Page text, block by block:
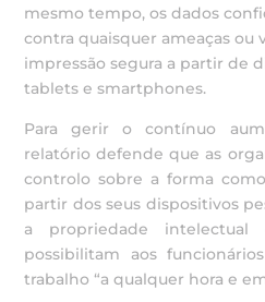
mesmo tempo, os dados
contra quaisquer ameaças ou
impressão segura a partir de
tablets e smartphones.
Para gerir o contínuo
relatório defende que as
controlo sobre a forma
partir dos seus dispositivos
a propriedade intelectual
possibilitam aos
trabalho “a qualquer hora e